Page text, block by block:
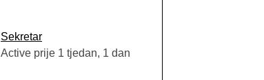
Sekretar
Active prije 1 tjedan, 1 dan